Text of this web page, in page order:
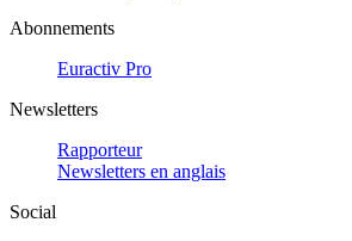
Abonnements
Euractiv Pro
Newsletters
Rapporteur
Newsletters en anglais
Social